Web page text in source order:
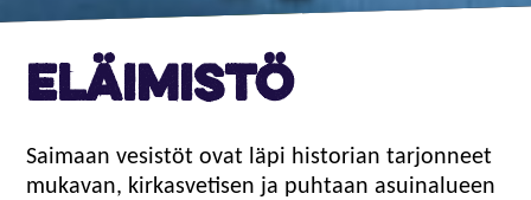
Eläimistö
Saimaan vesistöt ovat läpi historian tarjonneet
mukavan, kirkasvetisen ja puhtaan asuinalueen